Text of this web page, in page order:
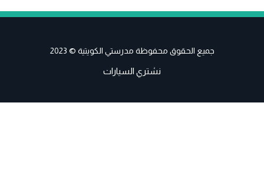
جميع الحقوق محفوظة مدرستي الكويتية © 2023
نشتري السيارات